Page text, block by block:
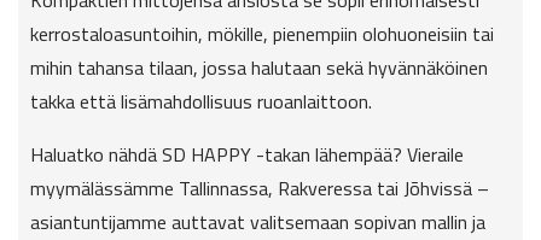
kerrostaloasuntoihin, mökille, pienempiin olohuoneisiin tai
mihin tahansa tilaan, jossa halutaan sekä hyvännäköinen
takka että lisämahdollisuus ruoanlaittoon.
Haluatko nähdä SD HAPPY -takan lähempää? Vieraile
myymälässämme Tallinnassa, Rakveressa tai Jõhvissä –
asiantuntijamme auttavat valitsemaan sopivan mallin ja